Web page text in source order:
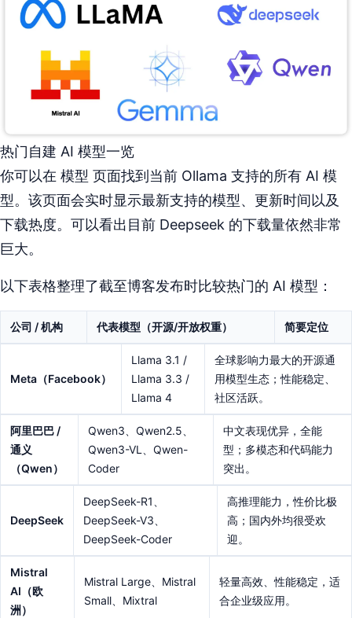
热门自建 AI 模型一览
你可以在 模型 页面找到当前 Ollama 支持的所有 AI 模
型。该页面会实时显示最新支持的模型、更新时间以及
下载热度。可以看出目前 Deepseek 的下载量依然非常
巨大。
以下表格整理了截至博客发布时比较热门的 AI 模型：
公司 / 机构 代表模型（开源/开放权重） 简要定位
Meta（Facebook）
Llama 3.1 /
Llama 3.3 /
Llama 4
全球影响力最大的开源通
用模型生态；性能稳定、
社区活跃。
阿里巴巴 /
通义
（Qwen）
Qwen3、Qwen2.5、
Qwen3-VL、Qwen-
Coder
中文表现优异，全能
型；多模态和代码能力
突出。
DeepSeek
DeepSeek-R1、
DeepSeek-V3、
DeepSeek-Coder
高推理能力，性价比极
高；国内外均很受欢
迎。
Mistral
AI（欧
洲）
Mistral Large、Mistral
Small、Mixtral
轻量高效、性能稳定，适
合企业级应用。